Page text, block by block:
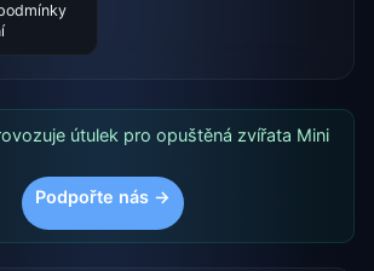
útulek pro opuštěná zvířata Mini
Podpořte nás →